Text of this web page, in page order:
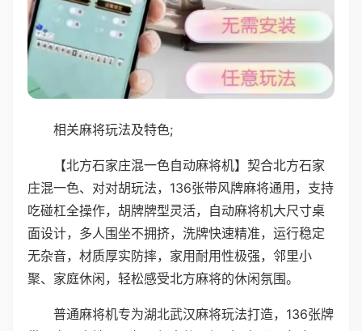
相关麻将玩法及特色;
【北方石家庄混一色自动麻将机】契合北方石家
庄混一色、对对胡玩法，136张带风牌麻将通用，支持
吃碰杠全操作，胡牌牌型灵活，自动麻将机大尺寸桌
面设计，多人围坐不拥挤，洗牌快速精准，运行稳定
无杂音，材质厚实防摔，家用耐用性极强，邻里小
聚、家庭休闲，轻松感受北方麻将的休闲氛围。
普通麻将机专为湖北武汉麻将玩法打造，136张牌